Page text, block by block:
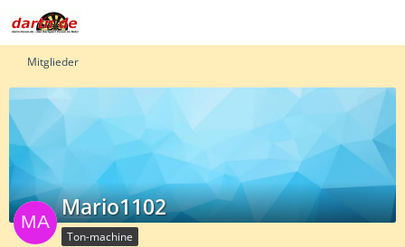
Mitglieder
Mario1102
Ton-machine